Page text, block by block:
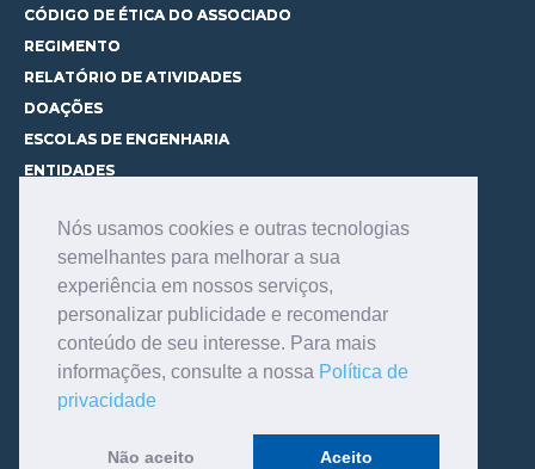
Nós usamos cookies e outras tecnologias
semelhantes para melhorar a sua
experiência em nossos serviços,
personalizar publicidade e recomendar
conteúdo de seu interesse. Para mais
informações, consulte a nossa Política de
privacidade
Não aceito Aceito
CÓDIGO DE ÉTICA DO ASSOCIADO
REGIMENTO
RELATÓRIO DE ATIVIDADES
DOAÇÕES
ESCOLAS DE ENGENHARIA
ENTIDADES
CURSOS
CONHEÇA OS CURSOS
CENTRAL DE MENTORIA
CONTATO
INFORMAÇÕES GERAIS